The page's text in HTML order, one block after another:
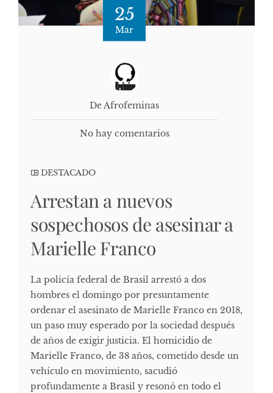
25
Mar
De Afrofeminas
No hay comentarios
DESTACADO
Arrestan a nuevos
sospechosos de asesinar a
Marielle Franco
La policía federal de Brasil arrestó a dos
hombres el domingo por presuntamente
ordenar el asesinato de Marielle Franco en 2018,
un paso muy esperado por la sociedad después
de años de exigir justicia. El homicidio de
Marielle Franco, de 38 años, cometido desde un
vehículo en movimiento, sacudió
profundamente a Brasil y resonó en todo el